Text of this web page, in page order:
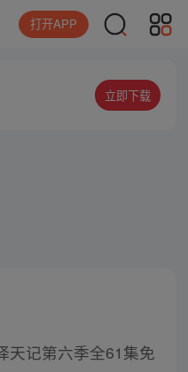
打开APP
立即下载
天记第六季全61集免